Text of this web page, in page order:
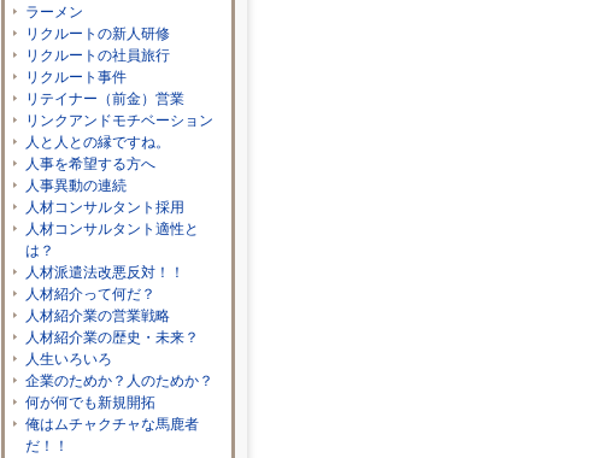
ラーメン
リクルートの新人研修
リクルートの社員旅行
リクルート事件
リテイナー（前金）営業
リンクアンドモチベーション
人と人との縁ですね。
人事を希望する方へ
人事異動の連続
人材コンサルタント採用
人材コンサルタント適性と
は？
人材派遣法改悪反対！！
人材紹介って何だ？
人材紹介業の営業戦略
人材紹介業の歴史・未来？
人生いろいろ
企業のためか？人のためか？
何が何でも新規開拓
俺はムチャクチャな馬鹿者
だ！！